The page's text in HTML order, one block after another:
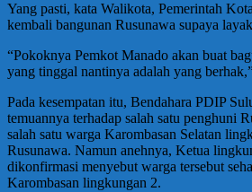
Yang pasti, kata Walikota, Pemerintah
kembali bangunan Rusunawa supaya
“Pokoknya Pemkot Manado akan buat
yang tinggal nantinya adalah yang
Pada kesempatan itu, Bendahara PDIP
temuannya terhadap salah satu penghuni
salah satu warga Karombasan Selatan
Rusunawa. Namun anehnya, Ketua
dikonfirmasi menyebut warga tersebut
Karombasan lingkungan 2.